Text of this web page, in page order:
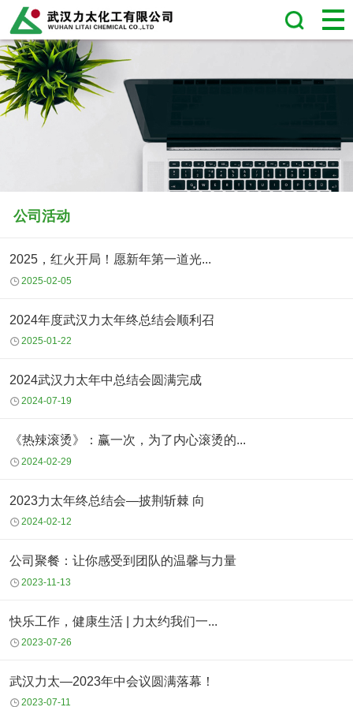
公司活动
2025，红火开局！愿新年第一道光...
2025-02-05
2024年度武汉力太年终总结会顺利召
2025-01-22
2024武汉力太年中总结会圆满完成
2024-07-19
《热辣滚烫》：赢一次，为了内心滚烫的...
2024-02-29
2023力太年终总结会—披荆斩棘 向
2024-02-12
公司聚餐：让你感受到团队的温馨与力量
2023-11-13
快乐工作，健康生活 | 力太约我们一...
2023-07-26
武汉力太—2023年中会议圆满落幕！
2023-07-11